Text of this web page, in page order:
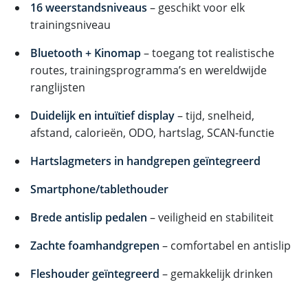
16 weerstandsniveaus – geschikt voor elk
trainingsniveau
Bluetooth + Kinomap– toegang tot realistische
routes, trainingsprogramma’s en wereldwijde
ranglijsten
Duidelijk en intuïtief display– tijd, snelheid,
afstand, calorieën, ODO, hartslag, SCAN-functie
Hartslagmeters in handgrepen geïntegreerd
Smartphone/tablethouder
Brede antislip pedalen – veiligheid en stabiliteit
Zachte foamhandgrepen – comfortabel en antislip
Fleshouder geïntegreerd – gemakkelijk drinken